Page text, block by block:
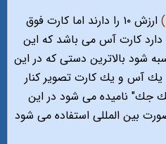
ارزش ١٠ را دارند اما كارت فوق
دارد كارت آس مى باشد كه اين
با ارزش ١١ محاسبه شود بالاترين دستى كه در اين
يك آس و يك كارت تصوير كنار
جك" ناميده مى شود در اين
بين المللى استفاده مى شود